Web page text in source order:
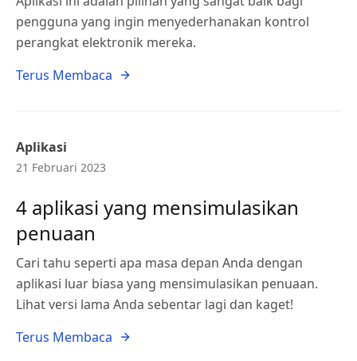
pengguna yang ingin menyederhanakan kontrol
perangkat elektronik mereka.
Terus Membaca
Aplikasi
21 Februari 2023
4 aplikasi yang mensimulasikan
penuaan
Cari tahu seperti apa masa depan Anda dengan
aplikasi luar biasa yang mensimulasikan penuaan.
Lihat versi lama Anda sebentar lagi dan kaget!
Terus Membaca